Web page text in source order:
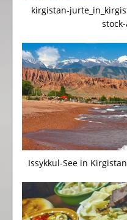
kirgistan-
Issykkul-See in Kirgistan